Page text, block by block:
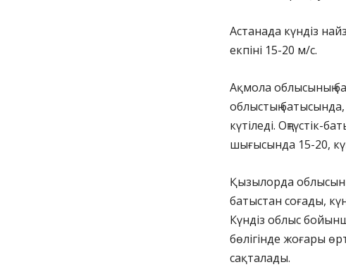
Астанада күндіз
екпіні 15-20 м/с.
Ақмола облысының
облыстың батысында,
күтіледі. Оңтүстік-
шығысында 15-20,
Қызылорда
батыстан соғады,
Күндіз облыс
бөлігінде жоғары
сақталады.